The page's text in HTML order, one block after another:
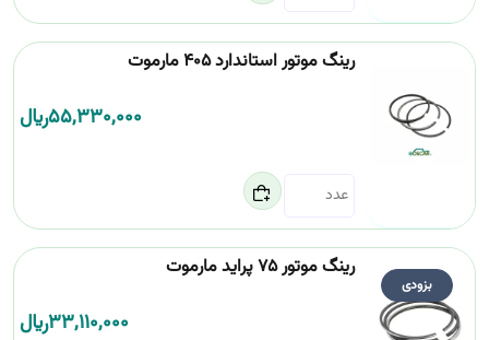
رینگ موتور استاندارد 405 مارموت
55,330,000﷼
بزودی
رینگ موتور 75 پراید مارموت
33,110,000﷼